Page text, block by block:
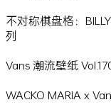
不对称棋盘格：
列
Vans 潮流壁纸
WACKO MARIA x